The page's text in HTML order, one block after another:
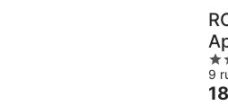
3
of
9
Le